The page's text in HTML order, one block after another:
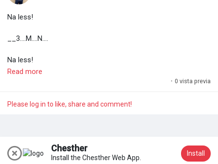
Participar
le gustaba páginas
Na less!
__3....M....N....
Na less!
#PrinceOA
Read more
· 0 vista previa
Please log in to like, share and comment!
Chesther
Install the Chesther Web App.
Install